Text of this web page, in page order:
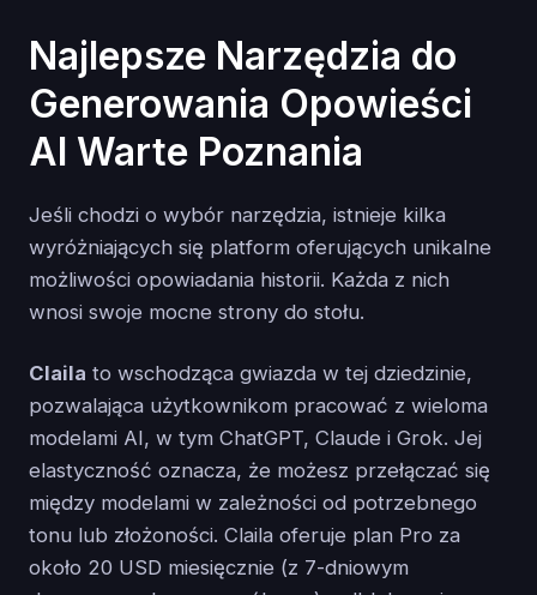
Najlepsze Narzędzia do
Generowania Opowieści
AI Warte Poznania
Jeśli chodzi o wybór narzędzia, istnieje kilka
wyróżniających się platform oferujących unikalne
możliwości opowiadania historii. Każda z nich
wnosi swoje mocne strony do stołu.
Claila to wschodząca gwiazda w tej dziedzinie,
pozwalająca użytkownikom pracować z wieloma
modelami AI, w tym ChatGPT, Claude i Grok. Jej
elastyczność oznacza, że możesz przełączać się
między modelami w zależności od potrzebnego
tonu lub złożoności. Claila oferuje plan Pro za
około 20 USD miesięcznie (z 7-dniowym